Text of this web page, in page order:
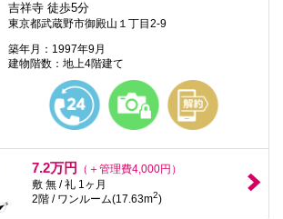
吉祥寺 徒歩5分
東京都武蔵野市御殿山１丁目2-9
築年月：1997年9月
建物階数：地上4階建て
7.2万円
（＋管理費4,000円）
敷 無 / 礼 1ヶ月
2階 / ワンルーム(17.63m2)